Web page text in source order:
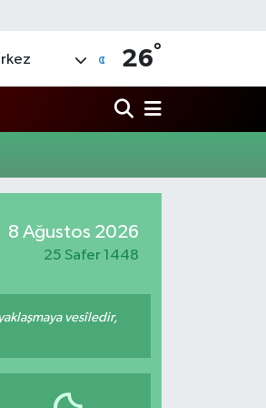
26°
8 Ağustos 2026
25 Safer 1448
vesîledir,